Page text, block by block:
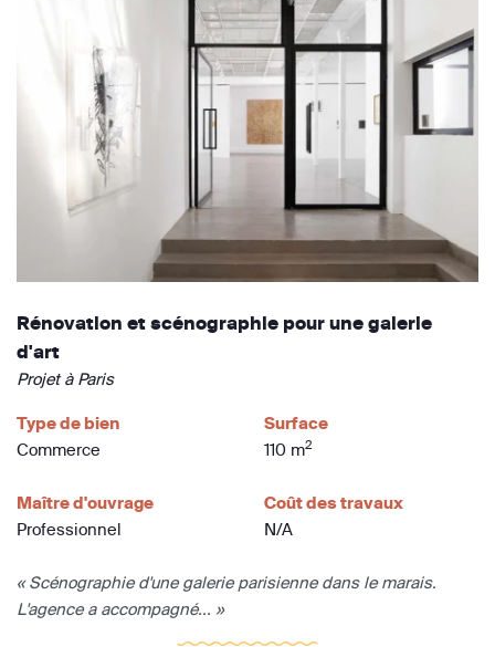
Rénovation et scénographie pour une galerie
d'art
Projet à Paris
Type de bien
Commerce
Surface
110 m2
Maître d'ouvrage
Professionnel
Coût des travaux
N/A
« Scénographie d'une galerie parisienne dans le marais.
L'agence a accompagné... »